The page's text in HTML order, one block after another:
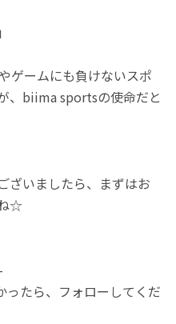
ゲームにも負けないスポ
、biima sportsの使命だと
ざいましたら、まずはお
☆
ったら、フォローしてくだ